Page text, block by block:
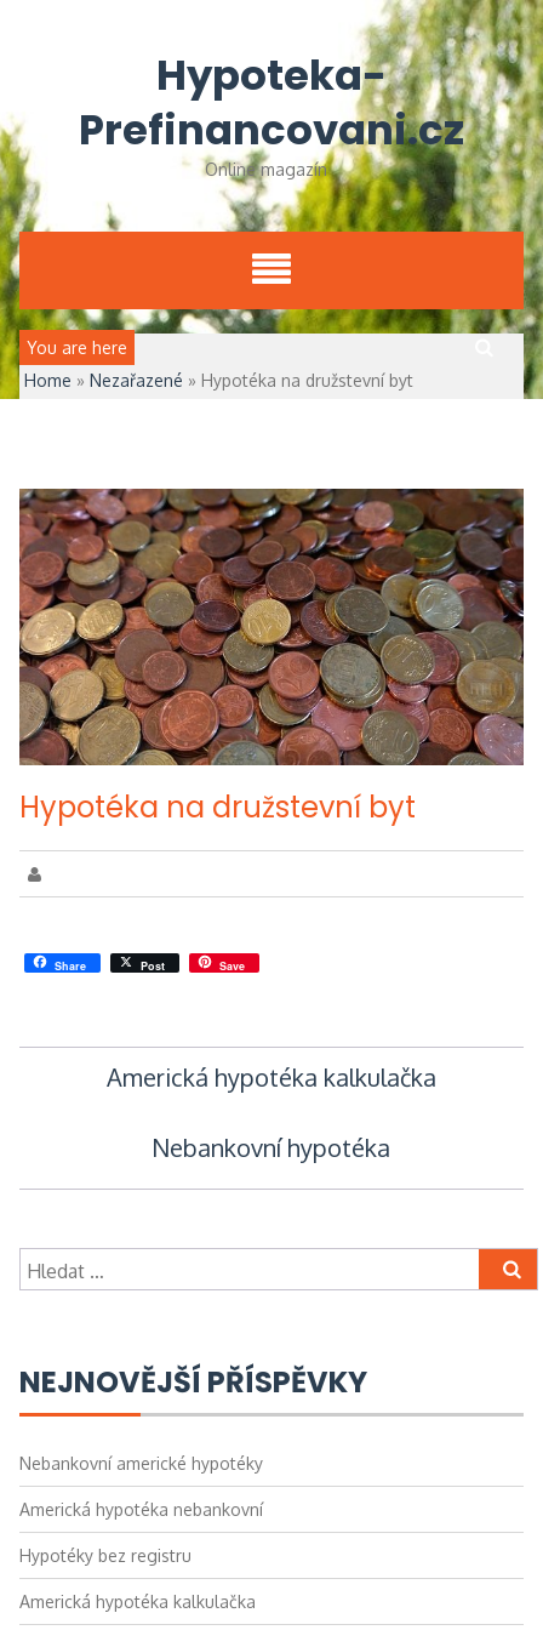
Hypoteka-
Prefinancovani.cz
Online magazín
Vyhledávání
You are here
Home » Nezařazené » Hypotéka na družstevní byt
Hypotéka na družstevní byt
Share Post Save
Navigace
Americká hypotéka kalkulačka
Nebankovní hypotéka
Vyhledávání
NEJNOVĚJŠÍ PŘÍSPĚVKY
Nebankovní americké hypotéky
Americká hypotéka nebankovní
Hypotéky bez registru
Americká hypotéka kalkulačka